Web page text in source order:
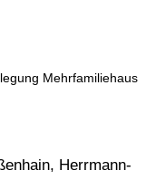
Mehrfamiliehaus
Herrmann-